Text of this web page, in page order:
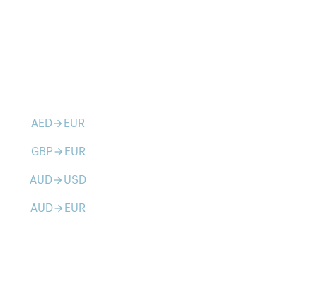
AEDarrow_forward EUR
GBParrow_forward EUR
AUDarrow_forward USD
AUDarrow_forward EUR